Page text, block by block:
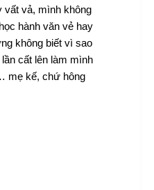
vất vả, mình không
hành văn vẻ hay
không biết vì sao
cất lên làm mình
mẹ kế, chứ hông